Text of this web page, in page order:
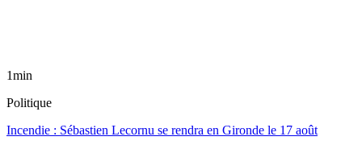
1min
Politique
Incendie : Sébastien Lecornu se rendra en Gironde le 17 août